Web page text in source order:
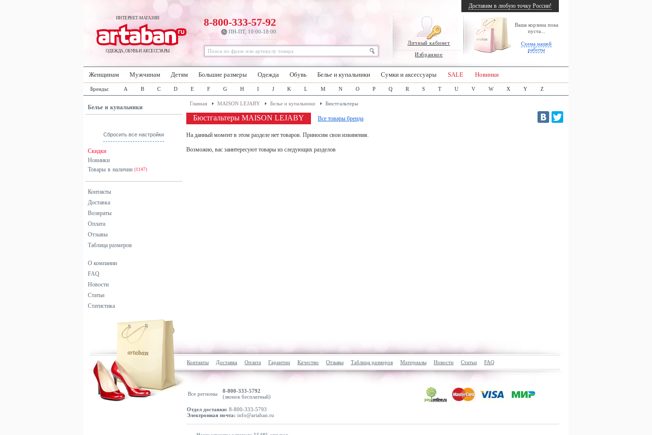
ИНТЕРНЕТ-МАГАЗИН
ОДЕЖДА, ОБУВЬ И АКСЕССУАРЫ
Личный кабинет
Избранное
Ваша корзина пока
пуста...
Схема нашей
работы
8-800-333-57-92
ПН-ПТ, 10:00-18:00
Доставим в любую точку России!
Женщинам Мужчинам Детям Большие размеры Одежда Обувь Белье и купальники Сумки и аксессуары SALE Новинки
Бренды: A B C D E F G H I J K L M N O P Q R S T U V W X Y Z
Белье и купальники
Сбросить все настройки
Скидки
Новинки
Товары в наличии (1147)
Контакты
Доставка
Возвраты
Оплата
Отзывы
Таблица размеров
О компании
FAQ
Новости
Статьи
Статистика
Главная MAISON LEJABY Белье и купальники Бюстгальтеры
Бюстгальтеры MAISON LEJABY Все товары бренда
На данный момент в этом разделе нет товаров. Приносим свои извинения.
Возможно, вас заинтересуют товары из следующих разделов
Контакты Доставка Оплата Гарантии Качество Отзывы Таблица размеров Материалы Новости Статьи FAQ
Все регионы
8-800-333-5792
(звонок бесплатный)
Отдел доставки: 8-800-333-5793
Электронная почта: info@artaban.ru